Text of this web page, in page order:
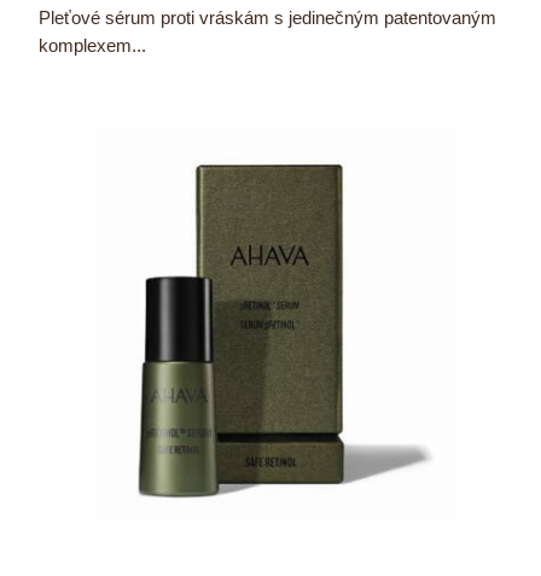
Pleťové sérum proti vráskám s jedinečným patentovaným
komplexem...